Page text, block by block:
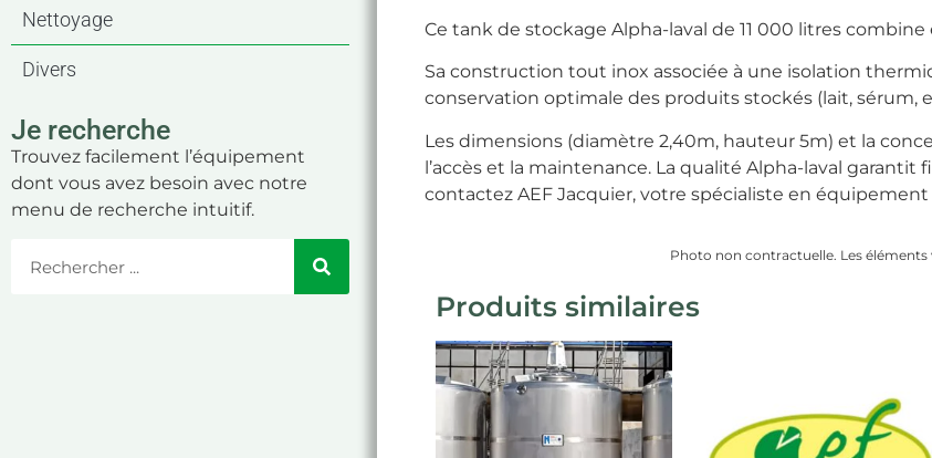
Nettoyage
Divers
Je recherche
Trouvez facilement l’équipement
dont vous avez besoin avec notre
menu de recherche intuitif.
Ce tank de stockage Alpha-laval de 11 000 litres
Sa construction tout inox associée à une isolation
conservation optimale des produits stockés (lait, sérum,
Les dimensions (diamètre 2,40m, hauteur 5m) et la
l’accès et la maintenance. La qualité Alpha-laval
contactez AEF Jacquier, votre spécialiste en équipement
Photo non contractuelle. Les
Produits similaires